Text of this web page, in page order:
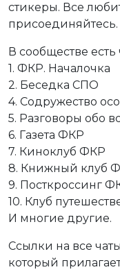
стикеры. Все
присоединяйтесь.
В сообществе
1. ФКР. Началочка
2. Беседка СПО
4. Содружество
5. Разговоры обо
6. Газета ФКР
7. Киноклуб ФКР
8. Книжный клуб
9. Посткроссинг
10. Клуб
И многие другие.
Ссылки на все
который